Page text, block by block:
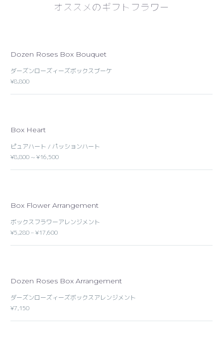
オススメのギフトフラワー
Dozen Roses Box Bouquet
ダーズンローズィーズボックスブーケ
¥8,800
Box Heart
ピュアハート / パッションハート
¥8,800 ~ ¥16,500
Box Flower Arrangement
ボックスフラワーアレンジメント
¥5,280 – ¥17,600
Dozen Roses Box Arrangement
ダーズンローズィーズボックスアレンジメント
¥7,150